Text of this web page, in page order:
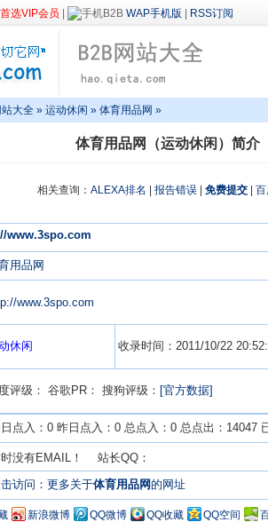
选VIP会员 WAP手机版 RSS订阅
站大全 » 运动休闲 » 体育用品网 »
体育用品网（运动休闲）简介
相关查询： ALEXA排名 报告错误 免费提交
www.3spo.com
用品网
www.3spo.com
休闲 收录时间：2011/10/22
评级： 谷歌PR： 搜狗评级： [官方数据]
点入：0 昨日点入：0 总点入：0 总点出：14047
没有EMAIL！ 站长QQ：
访问：更多关于体育用品网的网址
新浪微博 QQ微博 QQ收藏 QQ空间